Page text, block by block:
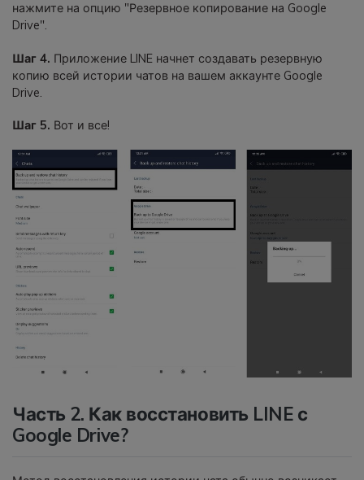
нажмите на опцию "Резервное копирование на Google
Drive".
Шаг 4. Приложение LINE начнет создавать резервную
копию всей истории чатов на вашем аккаунте Google
Drive.
Шаг 5. Вот и все!
Часть 2. Как восстановить LINE с
Google Drive?